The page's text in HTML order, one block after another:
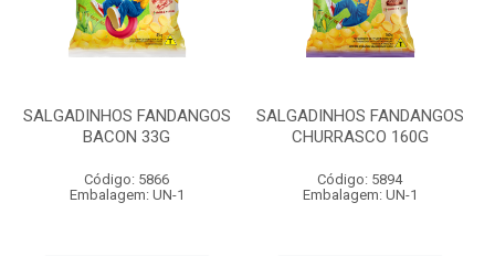
SALGADINHOS FANDANGOS
BACON 33G
Código: 5866
Embalagem: UN-1
SALGADINHOS FANDANGOS
CHURRASCO 160G
Código: 5894
Embalagem: UN-1